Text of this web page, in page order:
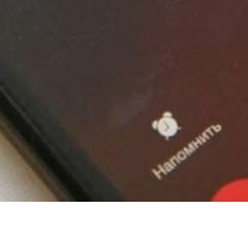
млн долларов